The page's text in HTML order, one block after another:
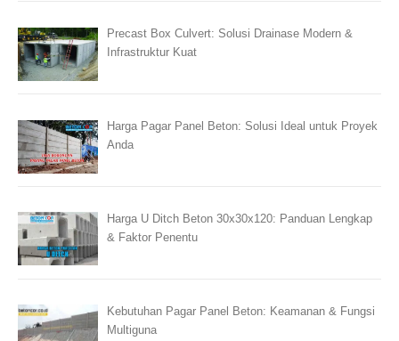
Precast Box Culvert: Solusi Drainase Modern &
Infrastruktur Kuat
Harga Pagar Panel Beton: Solusi Ideal untuk Proyek
Anda
Harga U Ditch Beton 30x30x120: Panduan Lengkap
& Faktor Penentu
Kebutuhan Pagar Panel Beton: Keamanan & Fungsi
Multiguna